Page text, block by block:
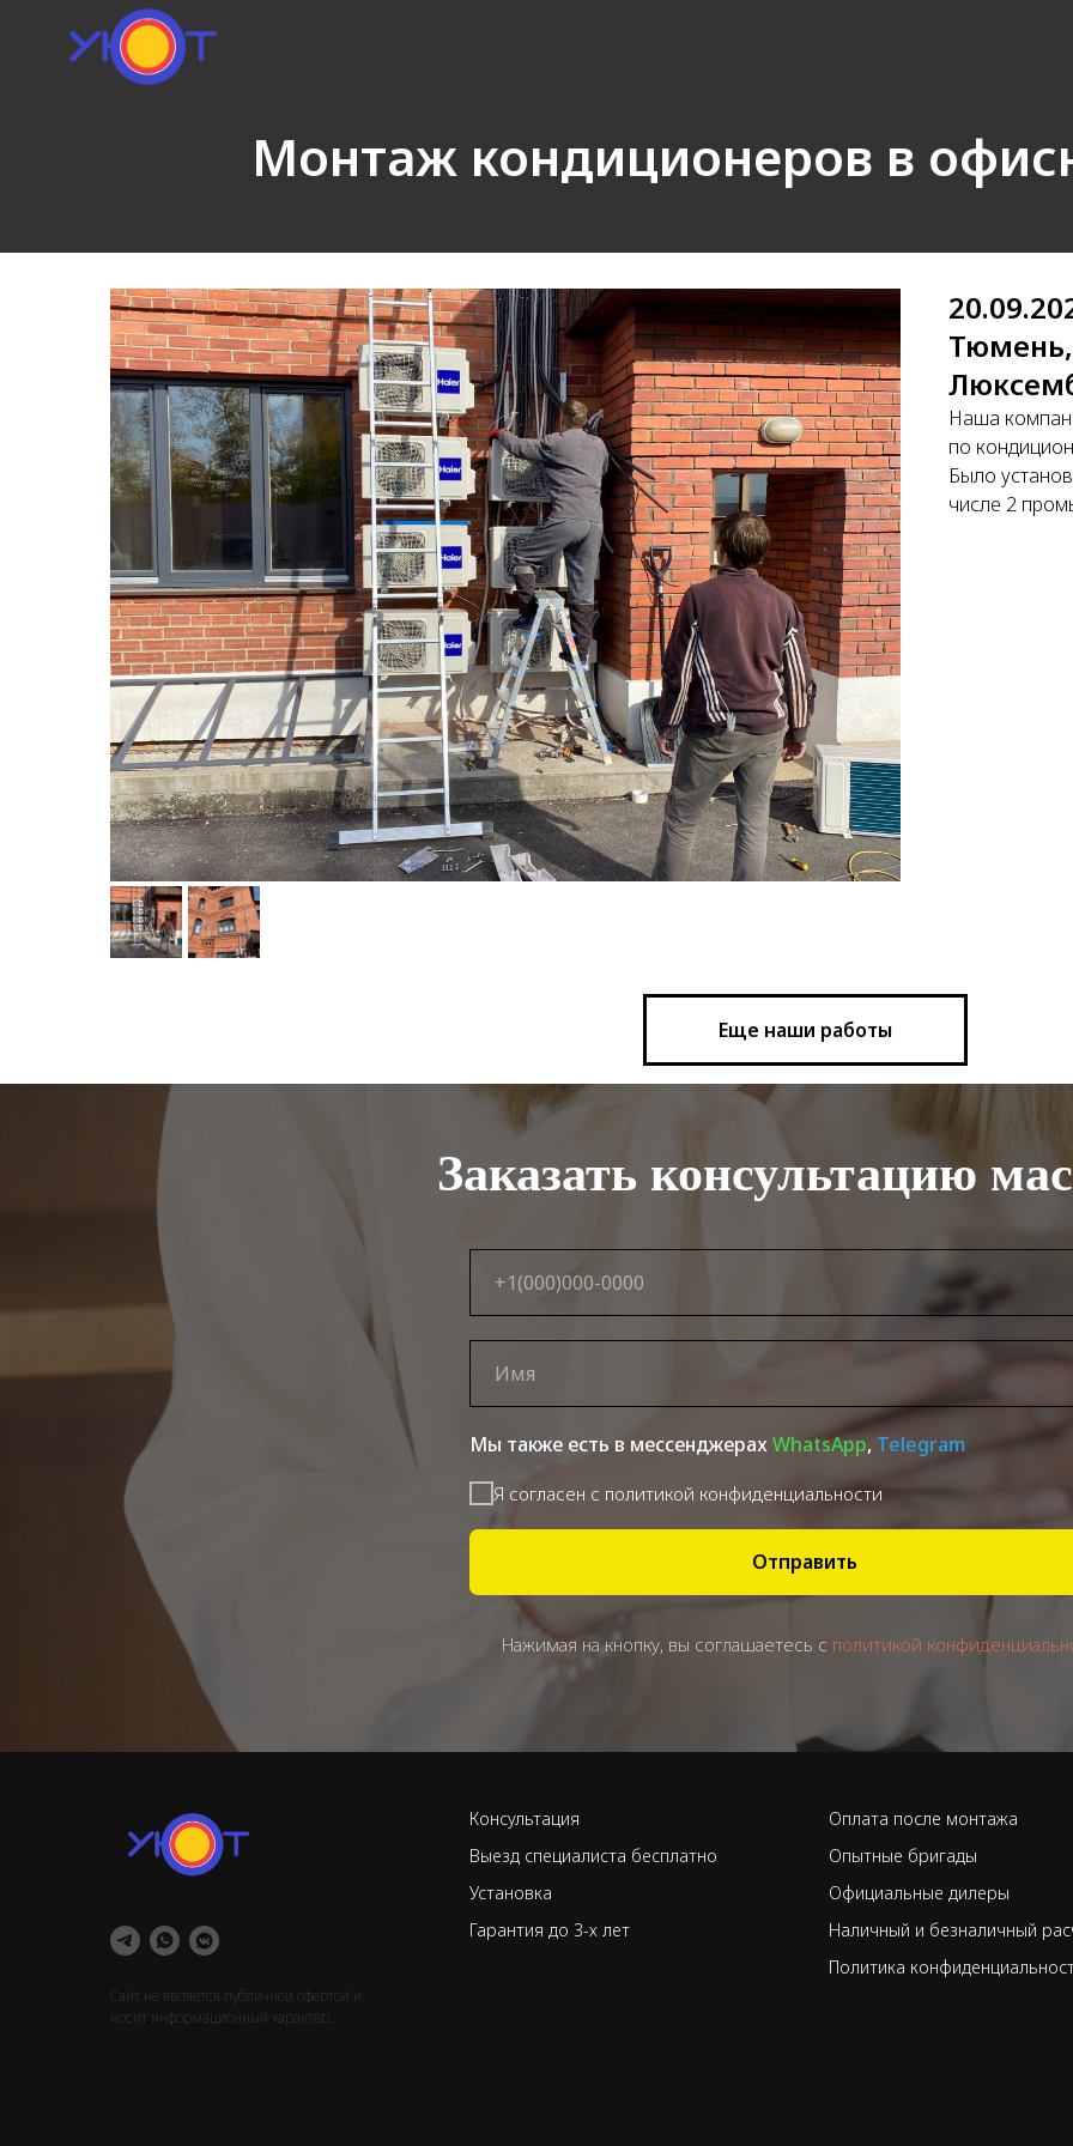
Монтаж кондиционеров в
Наша
по
Было
числе 2
Еще наши работы
Заказать консультацию
Мы также есть в мессенджерахWhatsApp, Telegram
Я согласен с политикой конфиденциальности
Отправить
Нажимая на кнопку, вы соглашаетесь с политикой
Сайт не является публичной офертой и
носит информационный характер.
Консультация
Выезд специалиста бесплатно
Установка
Гарантия до 3-х лет
Оплата после монтажа
Опытные бригады
Официальные дилеры
Наличный и безналичный
Политика